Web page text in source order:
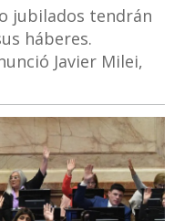
jubilados tendrán
háberes.
Javier Milei,